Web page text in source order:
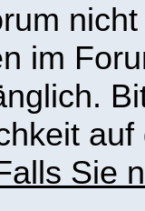
im
Sie